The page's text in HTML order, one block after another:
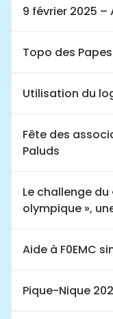
9 février 2025 –
Topo des Papes
Utilisation du
Fête des
Paluds
Le challenge
olympique »,
Aide à F0EMC
Pique-Nique